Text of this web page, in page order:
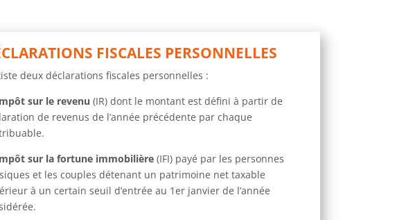
FISCALES PERSONNELLES
deux déclarations fiscales personnelles :
sur le revenu (IR) dont le montant est défini à partir de
de revenus de l’année précédente par chaque
sur la fortune immobilière(IFI) payé par les personnes
et les couples détenant un patrimoine net taxable
à un certain seuil d’entrée au 1er janvier de l’année